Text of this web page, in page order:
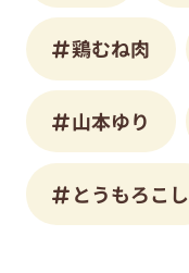
鶏むね肉
山本ゆり
とうもろこし